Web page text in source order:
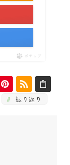
ポチップ
振り返り